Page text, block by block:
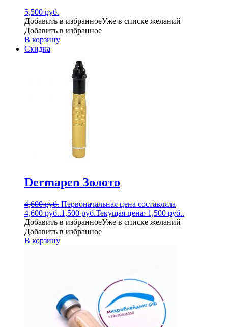
5,500 руб.
Добавить в избранноеУже в списке желаний
Добавить в избранное
В корзину
Скидка
Dermapen Золото
4,600руб. Первоначальная цена составляла
4,600 руб..1,500 руб.Текущая цена: 1,500 руб..
Добавить в избранноеУже в списке желаний
Добавить в избранное
В корзину